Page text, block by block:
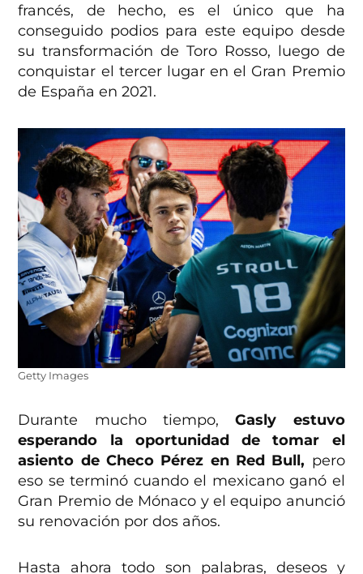
francés, de hecho, es el único que ha
conseguido podios para este equipo desde
su transformación de Toro Rosso, luego de
conquistar el tercer lugar en el Gran Premio
de España en 2021.
Getty Images
Durante mucho tiempo, Gasly estuvo
esperando la oportunidad de tomar el
asiento de Checo Pérez en Red Bull, pero
eso se terminó cuando el mexicano ganó el
Gran Premio de Mónaco y el equipo anunció
su renovación por dos años.
Hasta ahora todo son palabras, deseos y